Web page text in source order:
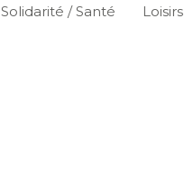
Solidarité / Santé Loisirs